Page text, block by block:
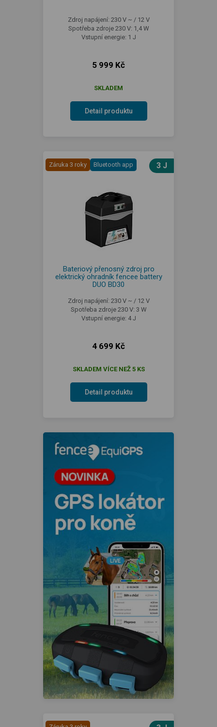
Zdroj napájení: 230 V ~ / 12 V
Spotřeba zdroje 230 V: 1,4 W
Vstupní energie: 1 J
5 999 Kč
SKLADEM
Detail produktu
Záruka 3 roky Bluetooth app 3 J
Bateriový přenosný zdroj pro
elektrický ohradník fencee battery
DUO BD30
Zdroj napájení: 230 V ~ / 12 V
Spotřeba zdroje 230 V: 3 W
Vstupní energie: 4 J
4 699 Kč
SKLADEM VÍCE NEŽ 5 KS
Detail produktu